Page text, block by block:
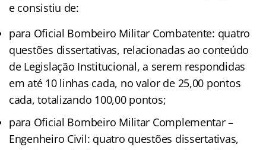
e consistiu de:
para Oficial Bombeiro Militar Combatente: quatro
questões dissertativas, relacionadas ao conteúdo
de Legislação Institucional, a serem respondidas
em até 10 linhas cada, no valor de 25,00 pontos
cada, totalizando 100,00 pontos;
para Oficial Bombeiro Militar Complementar –
Engenheiro Civil: quatro questões dissertativas,